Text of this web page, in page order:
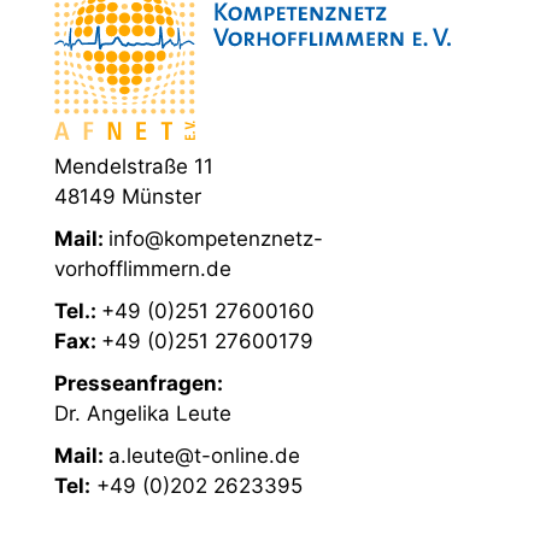
Mendelstraße 11
48149 Münster
Mail: info@kompetenznetz-
vorhofflimmern.de
Tel.: +49 (0)251 27600160
Fax: +49 (0)251 27600179
Presseanfragen:
Dr. Angelika Leute
Mail: a.leute@t-online.de
Tel: +49 (0)202 2623395